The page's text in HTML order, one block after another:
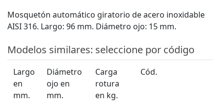
Mosquetón automático giratorio de acero inoxidable
AISI 316. Largo: 96 mm. Diámetro ojo: 15 mm.
Modelos similares: seleccione por código
Largo
en
mm.
Diámetro
ojo en
mm.
Carga
rotura
en kg.
Cód.